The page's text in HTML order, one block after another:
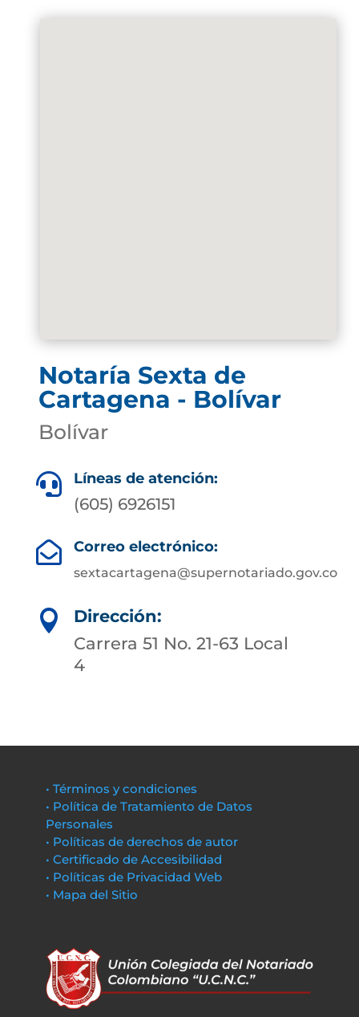
Notaría Sexta de
Cartagena - Bolívar
Bolívar
 Líneas de atención:
(605) 6926151
 Correo electrónico:
sextacartagena@supernotariado.gov.co

Dirección:
Carrera 51 No. 21-63 Local
4
• Términos y condiciones
• Política de Tratamiento de Datos
Personales
• Políticas de derechos de autor
• Certificado de Accesibilidad
• Políticas de Privacidad Web
• Mapa del Sitio